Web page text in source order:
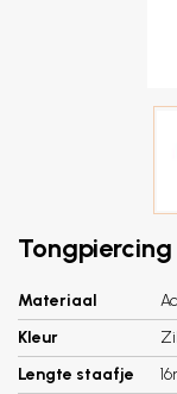
Materiaal
Kleur
Lengte staafje